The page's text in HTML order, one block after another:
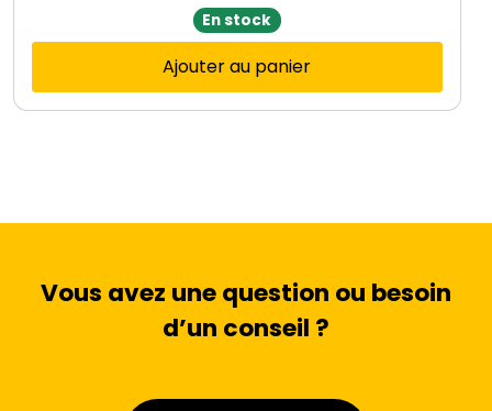
En stock
Ajouter au panier
Vous avez une question ou besoin
d’un conseil ?